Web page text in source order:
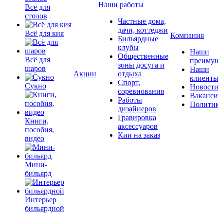
Всё для
столов
Всё для кия
Всё для
шаров
Сукно
Книги,
пособия,
видео
Мини-
бильярд
Интерьер
бильярдной
Акции
Наши работы
Частные дома,
дачи, коттеджи
Бильярдные
клубы
Общественные
зоны досуга и
отдыха
Спорт,
соревнования
Работы
дизайнеров
Гравировка
аксессуаров
Кии на заказ
Компания
Наши
Наши
клиенты
Новости